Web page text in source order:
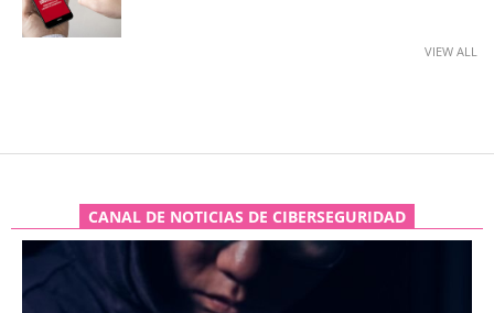
VIEW ALL
CANAL DE NOTICIAS DE CIBERSEGURIDAD